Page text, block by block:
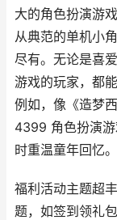
大的角色扮演游
从典范的单机小
尽有。无论是喜
游戏的玩家，都
例如，像《造梦
4399 角色扮演
时重温童年回忆。
福利活动主题超
题，如签到领礼